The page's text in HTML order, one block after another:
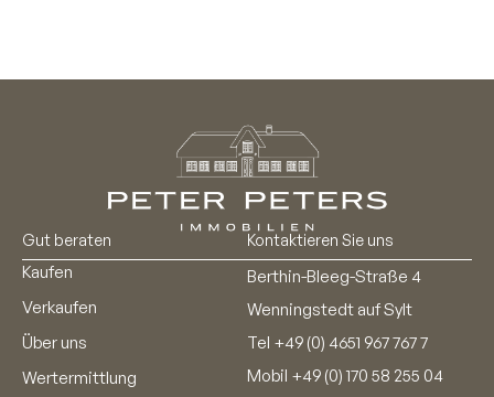
Gut beraten
Kaufen
Verkaufen
Über uns
Wertermittlung
Kontaktieren Sie uns
Berthin-Bleeg-Straße 4
Wenningstedt auf Sylt
Tel +49 (0) 4651 967 767 7
Mobil +49 (0) 170 58 255 04